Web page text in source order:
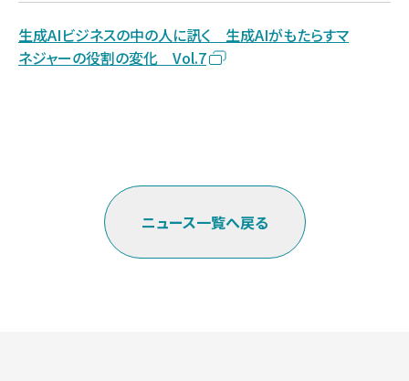
生成AIビジネスの中の人に訊く 生成AIがもたらすマ
ネジャーの役割の変化 Vol.7
ニュース一覧へ戻る